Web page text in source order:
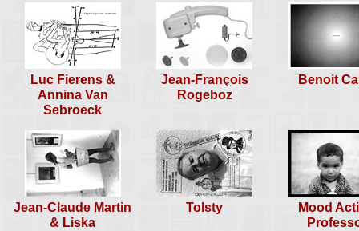
Luc Fierens &
Annina Van
Sebroeck
Jean-François
Rogeboz
Benoit
Jean-Claude Martin
& Liska
Tolsty
Mood